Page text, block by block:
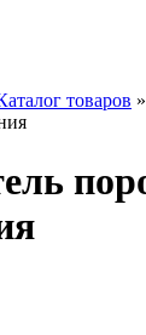
товаров »